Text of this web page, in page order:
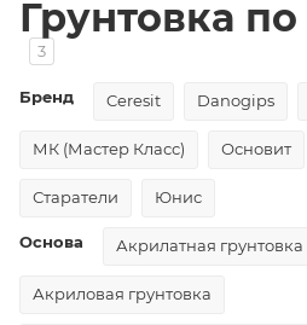
Грунтовка
3
Бренд Ceresit Danogips
МК (Мастер Класс) Основит
Старатели Юнис
Основа Акрилатная грунтовка
Акриловая грунтовка